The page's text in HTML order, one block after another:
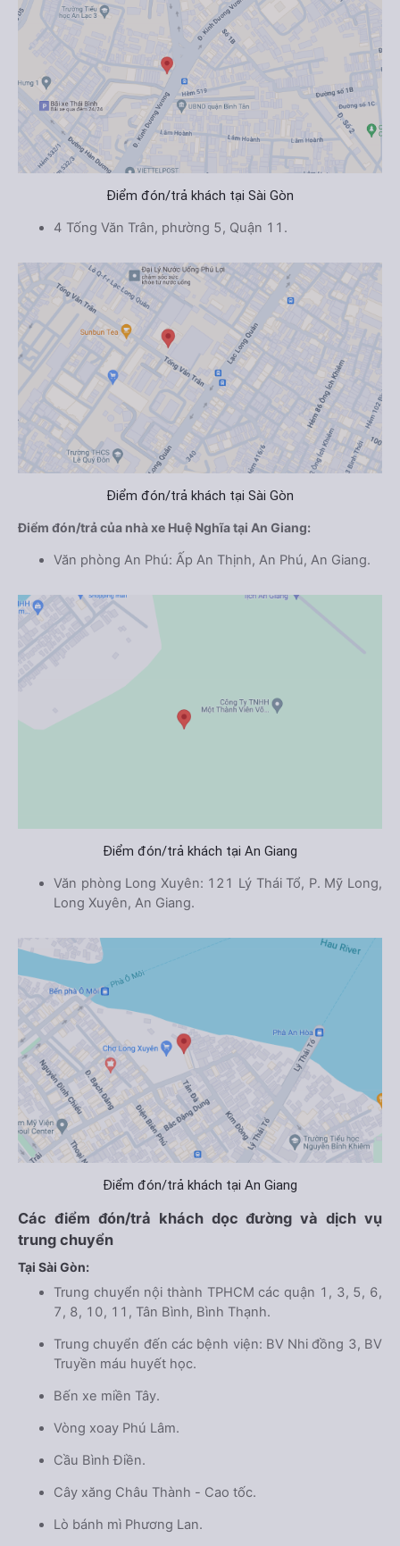
Điểm đón/trả khách tại Sài Gòn
4 Tống Văn Trân, phường 5, Quận 11.
Điểm đón/trả khách tại Sài Gòn
Điểm đón/trả của nhà xe Huệ Nghĩa tại An Giang:
Văn phòng An Phú: Ấp An Thịnh, An Phú, An Giang.
Điểm đón/trả khách tại An Giang
Văn phòng Long Xuyên: 121 Lý Thái Tổ, P. Mỹ Long,
Long Xuyên, An Giang.
Điểm đón/trả khách tại An Giang
Các điểm đón/trả khách dọc đường và dịch vụ
trung chuyển
Tại Sài Gòn:
Trung chuyển nội thành TPHCM các quận 1, 3, 5, 6,
7, 8, 10, 11, Tân Bình, Bình Thạnh.
Trung chuyển đến các bệnh viện: BV Nhi đồng 3, BV
Truyền máu huyết học.
Bến xe miền Tây.
Vòng xoay Phú Lâm.
Cầu Bình Điền.
Cây xăng Châu Thành - Cao tốc.
Lò bánh mì Phương Lan.